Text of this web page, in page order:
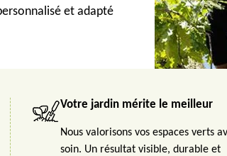
et adapté
Votre jardin mérite le meilleur
Nous valorisons vos espaces verts
soin. Un résultat visible, durable et